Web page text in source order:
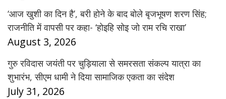
‘आज खुशी का दिन है’, बरी होने के बाद बोले बृजभूषण शरण सिंह;
राजनीति में वापसी पर कहा- ‘होइहि सोइ जो राम रचि राखा’
August 3, 2026
गुरु रविदास जयंती पर चुड़ियाला से समरसता संकल्प यात्रा का
शुभारंभ, सीएम धामी ने दिया सामाजिक एकता का संदेश
July 31, 2026